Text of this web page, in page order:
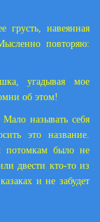
грусть, навеянная
повторяю:
угадывая мое
об этом!
называть себя
это название.
потомкам было не
двести кто-то из
и не забудет